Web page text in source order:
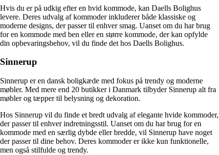
Hvis du er på udkig efter en hvid kommode, kan Daells Bolighus
levere. Deres udvalg af kommoder inkluderer både klassiske og
moderne designs, der passer til enhver smag. Uanset om du har brug
for en kommode med ben eller en større kommode, der kan opfylde
din opbevaringsbehov, vil du finde det hos Daells Bolighus.
Sinnerup
Sinnerup er en dansk boligkæde med fokus på trendy og moderne
møbler. Med mere end 20 butikker i Danmark tilbyder Sinnerup alt fra
møbler og tæpper til belysning og dekoration.
Hos Sinnerup vil du finde et bredt udvalg af elegante hvide kommoder,
der passer til enhver indretningsstil. Uanset om du har brug for en
kommode med en særlig dybde eller bredde, vil Sinnerup have noget
der passer til dine behov. Deres kommoder er ikke kun funktionelle,
men også stilfulde og trendy.